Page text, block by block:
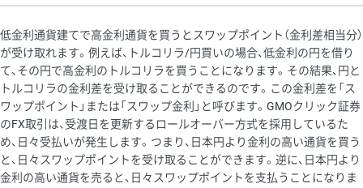
低金利通貨建てで高金利通貨を買うとスワップポイント（金利差相当分）
が受け取れます。例えば、トルコリラ/円買いの場合、低金利の円を借り
て、その円で高金利のトルコリラを買うことになります。その結果、円と
トルコリラの金利差を受け取ることができるのです。この金利差を「ス
ワップポイント」または「スワップ金利」と呼びます。GMOクリック証券
のFX取引は、受渡日を更新するロールオーバー方式を採用しているた
め、日々受払いが発生します。つまり、日本円より金利の高い通貨を買う
と、日々スワップポイントを受け取ることができます。逆に、日本円より
金利の高い通貨を売ると、日々スワップポイントを支払うことになりま